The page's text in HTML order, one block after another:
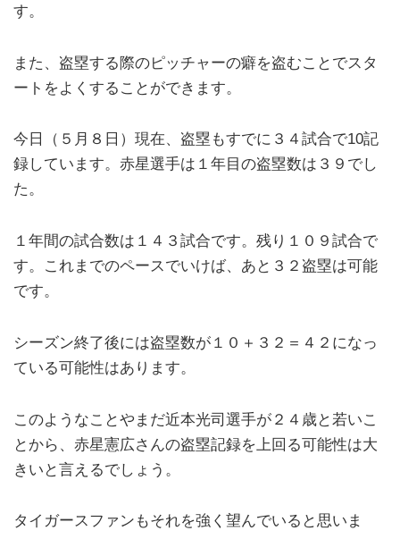
す。
また、盗塁する際のピッチャーの癖を盗むことでスタ
ートをよくすることができます。
今日（５月８日）現在、盗塁もすでに３４試合で10記
録しています。赤星選手は１年目の盗塁数は３９でし
た。
１年間の試合数は１４３試合です。残り１０９試合で
す。これまでのペースでいけば、あと３２盗塁は可能
です。
シーズン終了後には盗塁数が１０＋３２＝４２になっ
ている可能性はあります。
このようなことやまだ近本光司選手が２４歳と若いこ
とから、赤星憲広さんの盗塁記録を上回る可能性は大
きいと言えるでしょう。
タイガースファンもそれを強く望んでいると思いま